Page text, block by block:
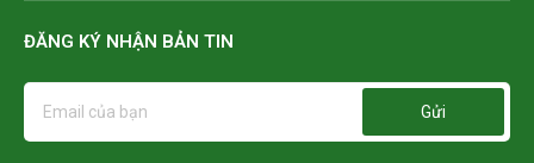
ĐĂNG KÝ NHẬN BẢN TIN
Gửi